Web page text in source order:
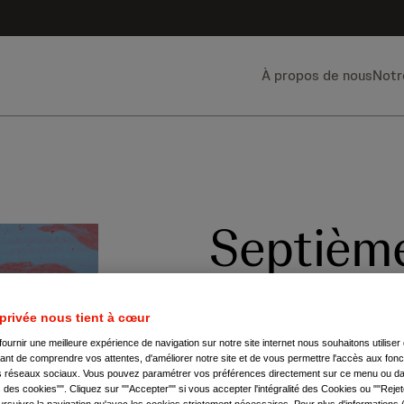
À propos de nous
le magazine
nous tient à cœur
une meilleure expérience de navigation sur notre site internet nous souhaitons utiliser
de comprendre vos attentes, d'améliorer notre site et de vous permettre l'accès aux
réseaux sociaux. Vous pouvez paramétrer vos préférences directement sur ce menu ou
des cookies"". Cliquez sur ""Accepter"" si vous accepter l'intégralité des Cookies ou